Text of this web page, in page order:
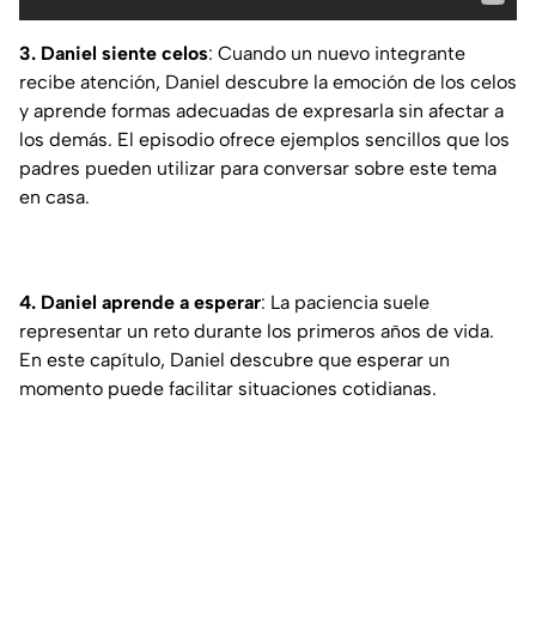
3. Daniel siente celos: Cuando un nuevo integrante
recibe atención, Daniel descubre la emoción de los celos
y aprende formas adecuadas de expresarla sin afectar a
los demás. El episodio ofrece ejemplos sencillos que los
padres pueden utilizar para conversar sobre este tema
en casa.
4. Daniel aprende a esperar: La paciencia suele
representar un reto durante los primeros años de vida.
En este capítulo, Daniel descubre que esperar un
momento puede facilitar situaciones cotidianas.